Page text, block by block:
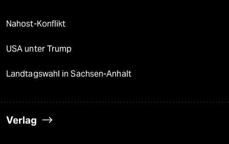
Nahost-Konflikt
USA unter Trump
Landtagswahl in Sachsen-Anhalt
Verlag